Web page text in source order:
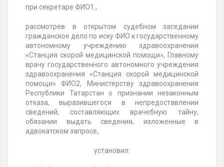
при секретаре ФИО1.,
рассмотрев в открытом судебном заседании
гражданское дело по иску ФИО к государственному
автономному учреждению здравоохранения
«Станция скорой медицинской помощи», Главному
врачу государственного автономного учреждения
здравоохранения «Станция скорой медицинской
помощи» ФИО2, Министерству здравоохранения
Республики Татарстан о признании незаконным
отказа, выразившегося в непредоставлении
сведений, составляющих врачебную тайну,
обязании выдать сведения, изложенные в
адвокатском запросе,
установил: